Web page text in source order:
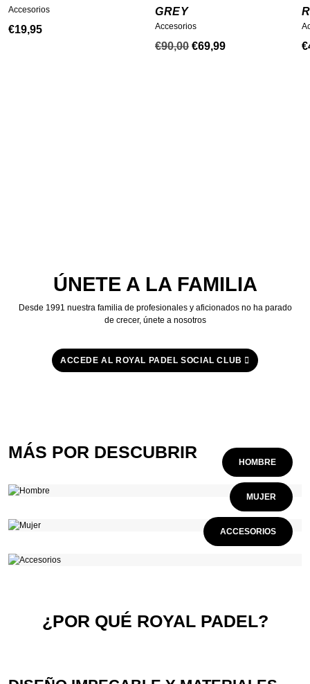
Accesorios
€19,95
GREY
Accesorios
€90,00 El
€69,99El
€
ÚNETE A LA FAMILIA
Desde 1991 nuestra familia de profesionales y aficionados no ha parado
de crecer, únete a nosotros
ACCEDE AL ROYAL PADEL SOCIAL CLUB
MÁS POR DESCUBRIR
HOMBRE
MUJER
ACCESORIOS
¿POR QUÉ ROYAL PADEL?